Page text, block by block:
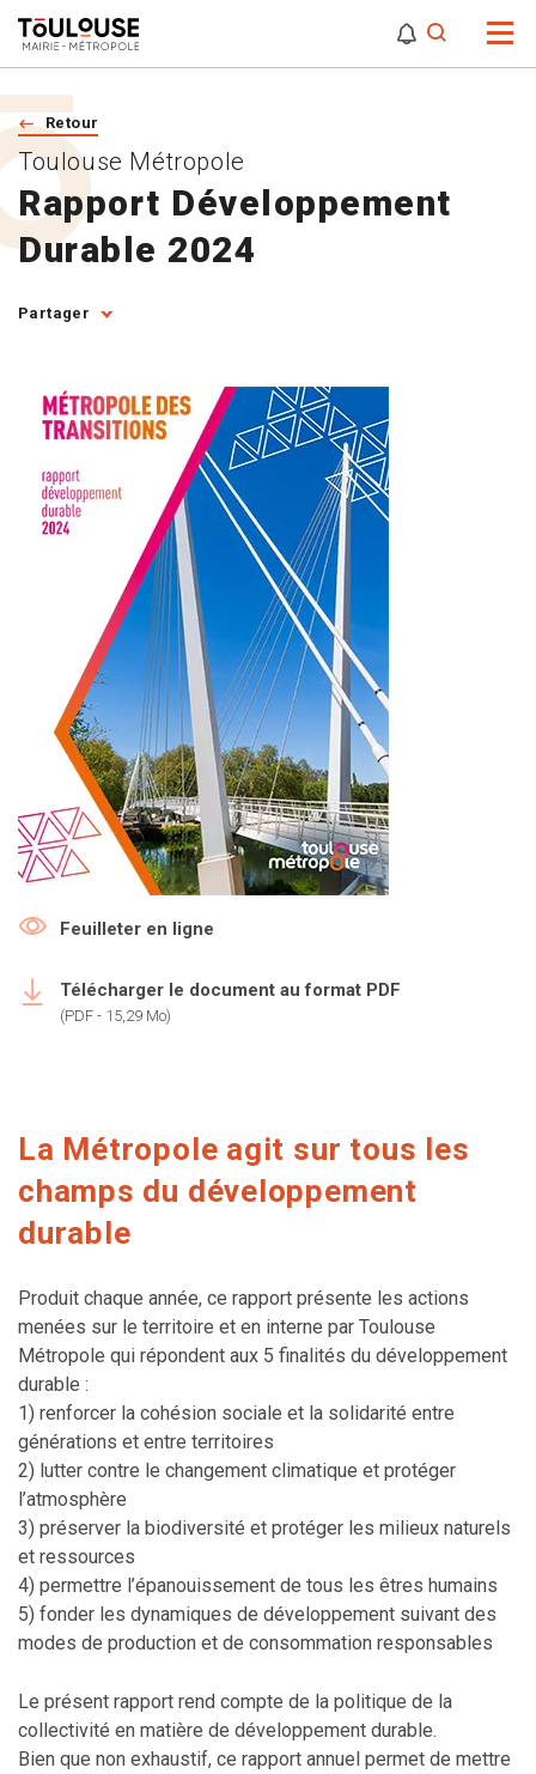
Retour
Rapport Développement
Durable 2024
Toulouse Métropole
Partager
Feuilleter en ligne
Télécharger le document au format PDF
(PDF - 15,29 Mo)
La Métropole agit sur tous les
champs du développement
durable
Produit chaque année, ce rapport présente les actions
menées sur le territoire et en interne par Toulouse
Métropole qui répondent aux 5 finalités du développement
durable :
1) renforcer la cohésion sociale et la solidarité entre
générations et entre territoires
2) lutter contre le changement climatique et protéger
l’atmosphère
3) préserver la biodiversité et protéger les milieux naturels
et ressources
4) permettre l’épanouissement de tous les êtres humains
5) fonder les dynamiques de développement suivant des
modes de production et de consommation responsables
Le présent rapport rend compte de la politique de la
collectivité en matière de développement durable.
Bien que non exhaustif, ce rapport annuel permet de mettre